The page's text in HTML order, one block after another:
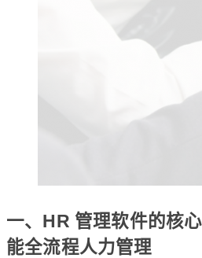
一、HR 管理软件的核
能全流程人力管理